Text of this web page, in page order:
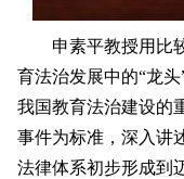
申素平教授用比
育法治发展中的“龙
我国教育法治建设的
事件为标准，深入讲
法律体系初步形成到